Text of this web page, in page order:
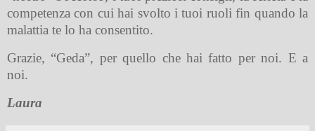
competenza con cui hai svolto i tuoi ruoli fin quando la
malattia te lo ha consentito.
Grazie, “Geda”, per quello che hai fatto per noi. E a
noi.
Laura